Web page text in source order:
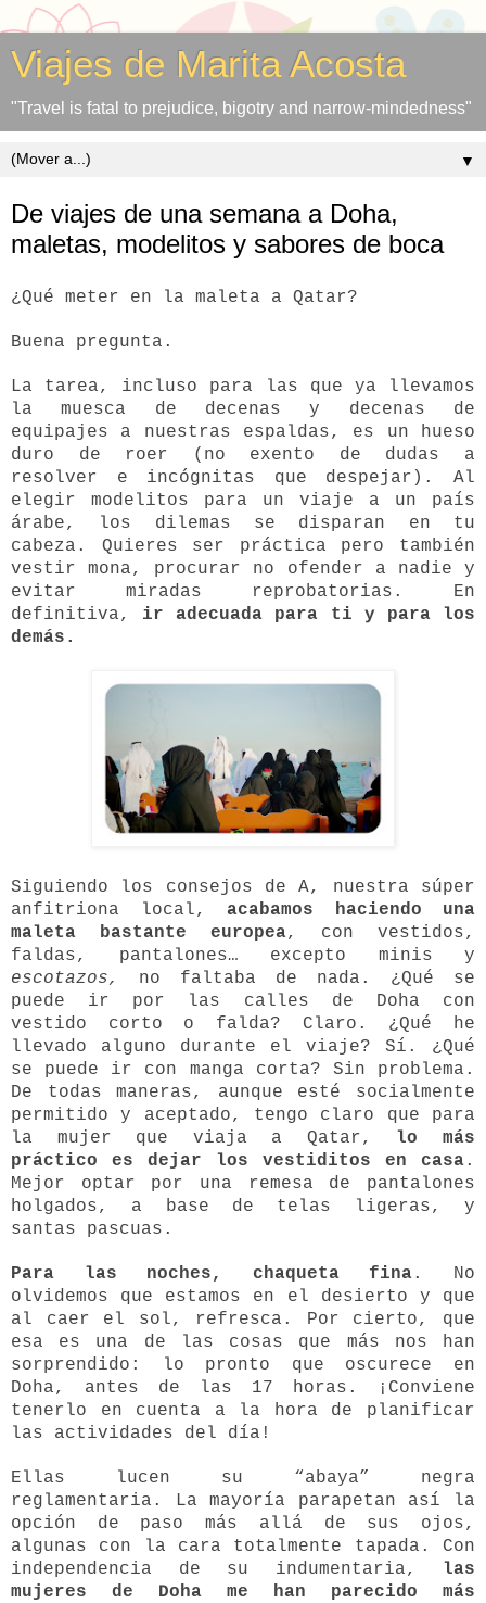
Viajes de Marita Acosta
"Travel is fatal to prejudice, bigotry and narrow-mindedness"
▼
De viajes de una semana a Doha,
maletas, modelitos y sabores de boca
¿Qué meter en la maleta a Qatar?
Buena pregunta.
La tarea, incluso para las que ya llevamos
la muesca de decenas y decenas de
equipajes a nuestras espaldas, es un hueso
duro de roer (no exento de dudas a
resolver e incógnitas que despejar). Al
elegir modelitos para un viaje a un país
árabe, los dilemas se disparan en tu
cabeza. Quieres ser práctica pero también
vestir mona, procurar no ofender a nadie y
evitar miradas reprobatorias. En
definitiva, ir adecuada para ti y para los
demás.
Siguiendo los consejos de A, nuestra súper
anfitriona local, acabamos haciendo una
maleta bastante europea, con vestidos,
faldas, pantalones… excepto minis y
escotazos, no faltaba de nada. ¿Qué se
puede ir por las calles de Doha con
vestido corto o falda? Claro. ¿Qué he
llevado alguno durante el viaje? Sí. ¿Qué
se puede ir con manga corta? Sin problema.
De todas maneras, aunque esté socialmente
permitido y aceptado, tengo claro que para
la mujer que viaja a Qatar, lo más
práctico es dejar los vestiditos en casa.
Mejor optar por una remesa de pantalones
holgados, a base de telas ligeras, y
santas pascuas.
Para las noches, chaqueta fina. No
olvidemos que estamos en el desierto y que
al caer el sol, refresca. Por cierto, que
esa es una de las cosas que más nos han
sorprendido: lo pronto que oscurece en
Doha, antes de las 17 horas. ¡Conviene
tenerlo en cuenta a la hora de planificar
las actividades del día!
Ellas lucen su “abaya” negra
reglamentaria. La mayoría parapetan así la
opción de paso más allá de sus ojos,
algunas con la cara totalmente tapada. Con
independencia de su indumentaria, las
mujeres de Doha me han parecido más